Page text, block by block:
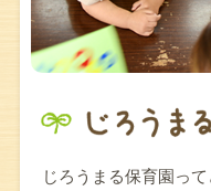
じろうまる保育園っ